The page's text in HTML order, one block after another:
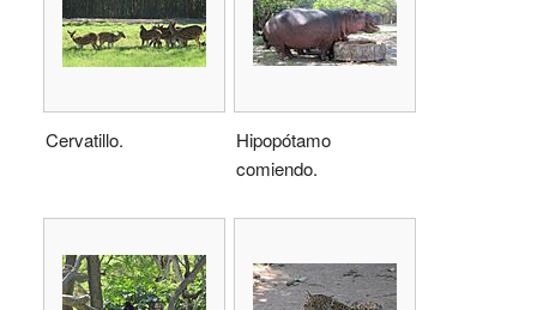
Cervatillo.
Hipopótamo
comiendo.